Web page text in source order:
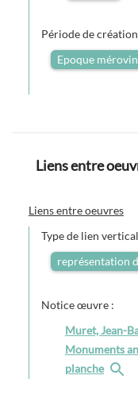
Période de
Epoque
Liens entre
Liens entre oeuvres
Type de lien
représentation
Notice œuvre :
Muret, Jean-
Monuments
planche